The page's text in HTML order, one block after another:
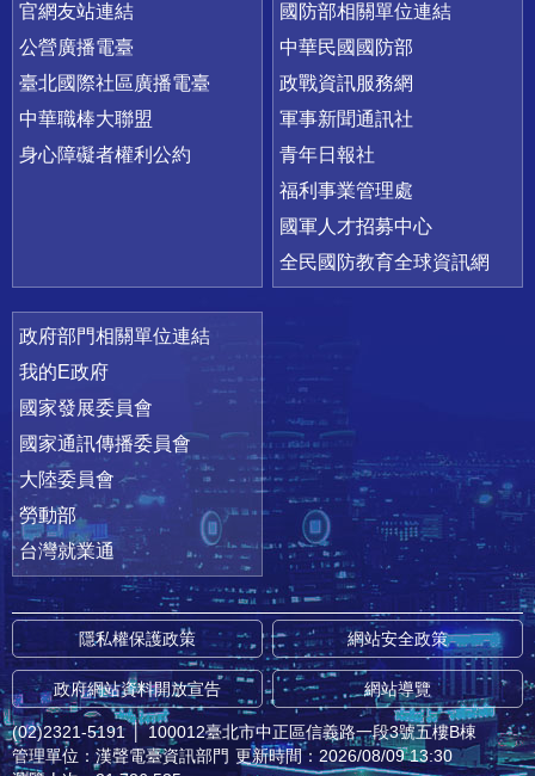
官網友站連結
公營廣播電臺
臺北國際社區廣播電臺
中華職棒大聯盟
身心障礙者權利公約
國防部相關單位連結
中華民國國防部
政戰資訊服務網
軍事新聞通訊社
青年日報社
福利事業管理處
國軍人才招募中心
全民國防教育全球資訊網
政府部門相關單位連結
我的E政府
國家發展委員會
國家通訊傳播委員會
大陸委員會
勞動部
台灣就業通
隱私權保護政策 網站安全政策
政府網站資料開放宣告 網站導覽
(02)2321-5191 │ 100012臺北市中正區信義路一段3號五樓B棟
管理單位：漢聲電臺資訊部門 更新時間：2026/08/09 13:30